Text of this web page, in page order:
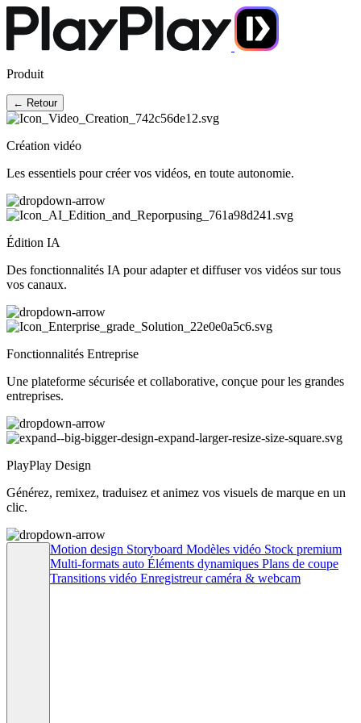
Produit
← Retour
Création vidéo
Les essentiels pour créer vos vidéos, en toute autonomie.
Édition IA
Des fonctionnalités IA pour adapter et diffuser vos vidéos sur tous
vos canaux.
Fonctionnalités Entreprise
Une plateforme sécurisée et collaborative, conçue pour les grandes
entreprises.
PlayPlay Design
Générez, remixez, traduisez et animez vos visuels de marque en un
clic.
Motion design Storyboard Modèles vidéo Stock premium
Multi-formats auto Éléments dynamiques Plans de coupe
Transitions vidéo Enregistreur caméra & webcam